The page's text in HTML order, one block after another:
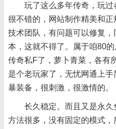
玩了这么多年传奇，玩
很不错的，网站制作精美和
技术团队，有问题可以修复
本，这就不得了。属于咱80
传奇私F了，萝卜青菜，各有
是个老玩家了，无忧网通上
暴装备，很刺激，很激情的。
长久稳定。而且又是永久
方法很多，没有固定的模式